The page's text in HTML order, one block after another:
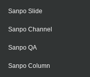
Sanpo Slide
Sanpo Channel
Sanpo QA
Sanpo Column